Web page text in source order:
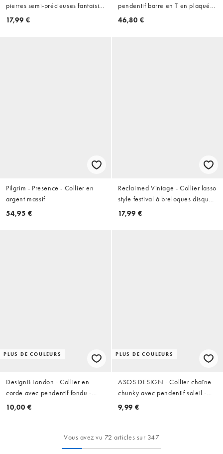
pierres semi-précieuses fantaisie
chunky - Bleu
17,99 €
pendentif barre en T en plaqué
or 18 carats
46,80 €
Pilgrim - Presence - Collier en
argent massif
54,95 €
Reclaimed Vintage - Collier lasso
style festival à breloques disques
- Doré
17,99 €
PLUS DE COULEURS
DesignB London - Collier en
corde avec pendentif fondu -
Doré
10,00 €
PLUS DE COULEURS
ASOS DESIGN - Collier chaîne
chunky avec pendentif soleil -
Doré brossé
9,99 €
Vous avez vu 72 articles sur 347